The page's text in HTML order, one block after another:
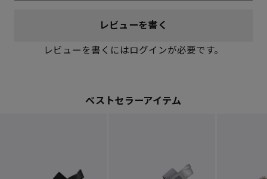
レビューを書く
レビューを書くにはログインが必要です。
ベストセラーアイテム